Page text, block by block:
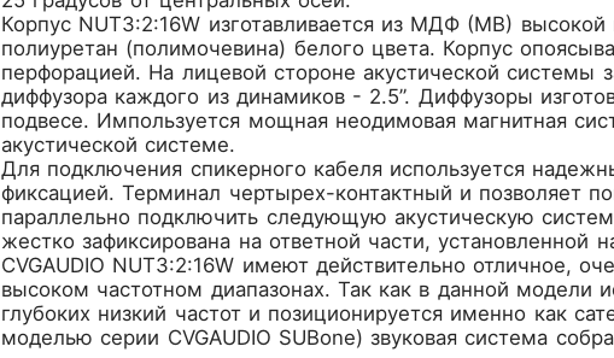
Корпус NUT3:2:16W изготавливается из МДФ (МВ)
полиуретан (полимочевина) белого цвета. Корпус
перфорацией. На лицевой стороне акустической системы
диффузора каждого из динамиков - 2.5”. Диффузоры
подвесе. Импользуется мощная неодимовая магнитная
акустической системе.
Для подключения спикерного кабеля используется
фиксацией. Терминал чертырех-контактный и позволяет
параллельно подключить следующую акустическую
жестко зафиксирована на ответной части, установленной
CVGAUDIO NUT3:2:16W имеют действительно отличное,
высоком частотном диапазонах. Так как в данной
глубоких низкий частот и позиционируется именно как
моделью серии CVGAUDIO SUBone) звуковая система